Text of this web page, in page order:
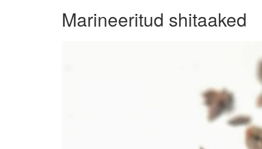
Marineeritud shitaaked